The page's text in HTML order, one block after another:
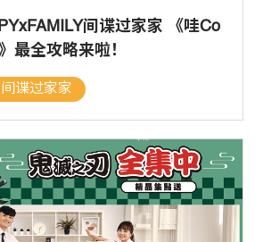
间谍过家家 《哇Co
最全攻略来啦！
间谍过家家